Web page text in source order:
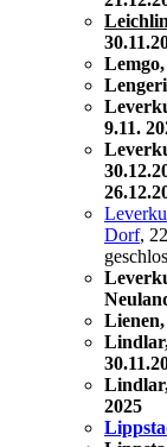
9.11.
Dorf,
2025